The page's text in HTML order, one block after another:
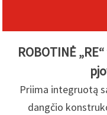
ROBOTINĖ
Priima integruotą
dangčio